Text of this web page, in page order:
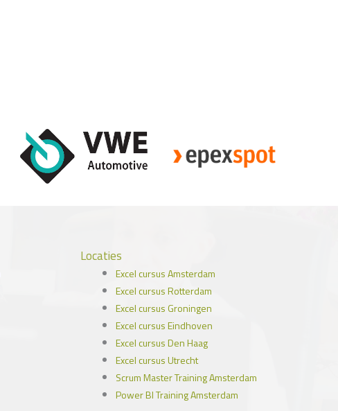
Locaties
Excel cursus Amsterdam
Excel cursus Rotterdam
Excel cursus Groningen
Excel cursus Eindhoven
Excel cursus Den Haag
Excel cursus Utrecht
Scrum Master Training Amsterdam
Power BI Training Amsterdam